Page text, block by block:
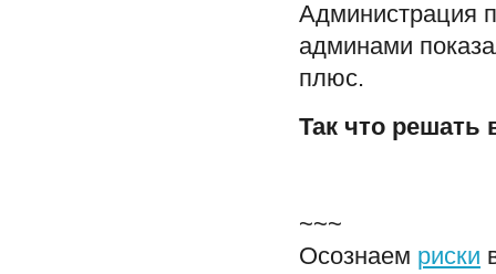
Администрация
админами
плюс.
Так что решать
~~~
Осознаем риски